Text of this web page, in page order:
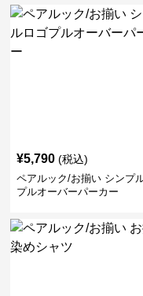
¥5,790 (税込)
ペアルック/お揃い シンプ
プルオーバーパーカー